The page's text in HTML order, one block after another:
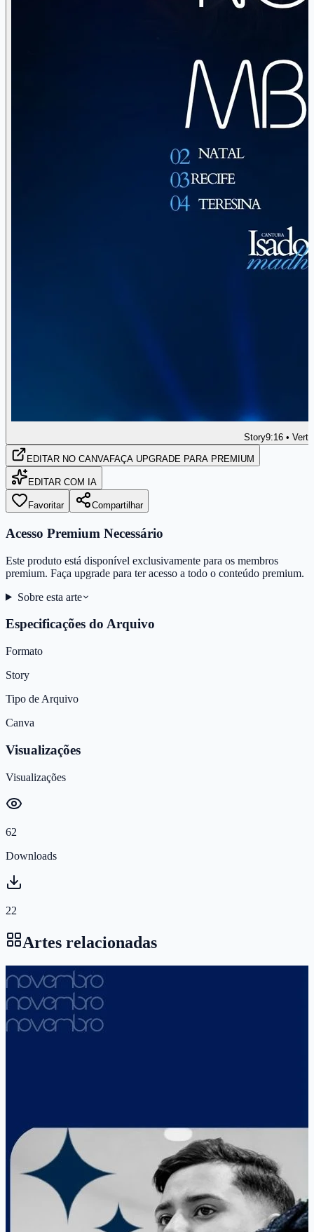
Story9:16 •
EDITAR NO CANVAFAÇA UPGRADE PARA PREMIUM
EDITAR COM IA
Favoritar Compartilhar
Acesso Premium Necessário
Este produto está disponível exclusivamente para os membros
premium. Faça upgrade para ter acesso a todo o conteúdo premium.
Sobre esta arte
Especificações do Arquivo
Formato
Story
Tipo de Arquivo
Canva
Visualizações
Visualizações
62
Downloads
22
Artes relacionadas